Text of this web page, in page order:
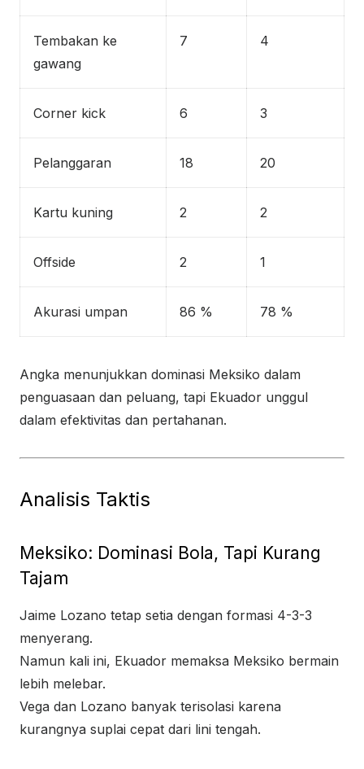
Tembakan ke
gawang
7 4
Corner kick 6 3
Pelanggaran 18 20
Kartu kuning 2 2
Offside 2 1
Akurasi umpan 86 % 78 %
Angka menunjukkan dominasi Meksiko dalam
penguasaan dan peluang, tapi Ekuador unggul
dalam efektivitas dan pertahanan.
Analisis Taktis
Meksiko: Dominasi Bola, Tapi Kurang
Tajam
Jaime Lozano tetap setia dengan formasi 4-3-3
menyerang.
Namun kali ini, Ekuador memaksa Meksiko bermain
lebih melebar.
Vega dan Lozano banyak terisolasi karena
kurangnya suplai cepat dari lini tengah.